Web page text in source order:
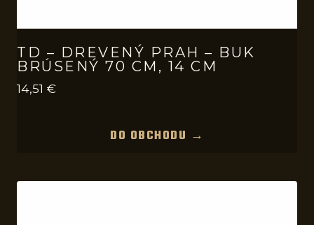
TD – DREVENÝ PRAH – BUK
BRÚSENÝ 70 CM, 14 CM
14,51 €
DO OBCHODU →